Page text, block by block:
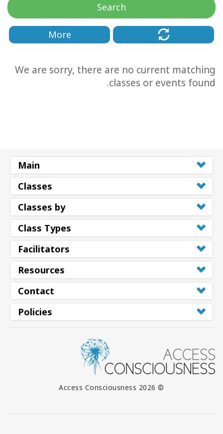
Search
More
We are sorry, there are no current matching
classes or events found.
Main
Classes
Classes by
Class Types
Facilitators
Resources
Contact
Policies
© 2026 Access Consciousness